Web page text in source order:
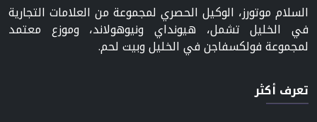
السلام موتورز، الوكيل الحصري لمجموعة من العلامات التجارية
في الخليل تشمل، هيونداي ونيوهولاند، وموزع معتمد
لمجموعة فولكسفاجن في الخليل وبيت لحم.
تعرف أكثر